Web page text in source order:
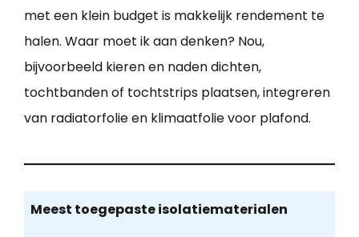
met een klein budget is makkelijk rendement te
halen. Waar moet ik aan denken? Nou,
bijvoorbeeld kieren en naden dichten,
tochtbanden of tochtstrips plaatsen, integreren
van radiatorfolie en klimaatfolie voor plafond.
Meest toegepaste isolatiematerialen